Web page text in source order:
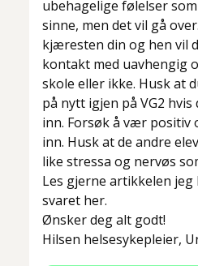
ubehagelige følelser
sinne, men det vil gå
kjæresten din og hen vil
kontakt med uavhengig
skole eller ikke. Husk at
på nytt igjen på VG2
inn. Forsøk å vær positiv
inn. Husk at de andre
like stressa og nervøs
Les gjerne artikkelen
svaret her.
Ønsker deg alt godt!
Hilsen helsesykepleier,